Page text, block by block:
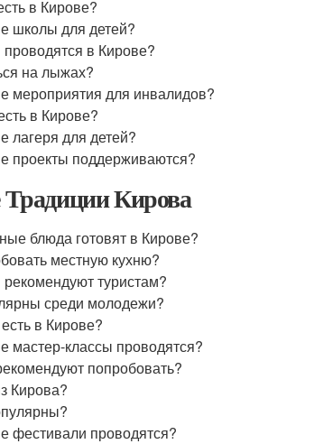
в Кирове?
школы для детей?
в Кирове?
на лыжах?
мероприятия для инвалидов?
в Кирове?
лагеря для детей?
проекты поддерживаются?
Кирова
блюда готовят в Кирове?
местную кухню?
туристам?
среди молодежи?
в Кирове?
мастер-классы проводятся?
попробовать?
Кирова?
фестивали проводятся?